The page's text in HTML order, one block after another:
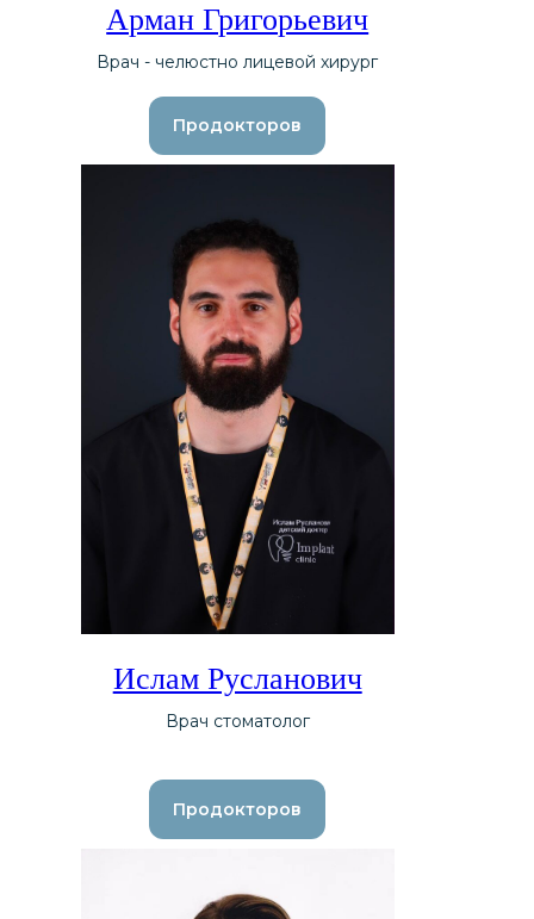
Арман Григорьевич
Врач - челюстно лицевой хирург
Продокторов
Ислам Русланович
Врач стоматолог
Продокторов